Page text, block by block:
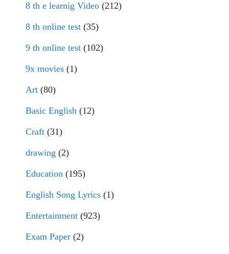
8 th e learnig Video (212)
8 th online test (35)
9 th online test (102)
9x movies (1)
Art (80)
Basic English (12)
Craft (31)
drawing (2)
Education (195)
English Song Lyrics (1)
Entertainment (923)
Exam Paper (2)